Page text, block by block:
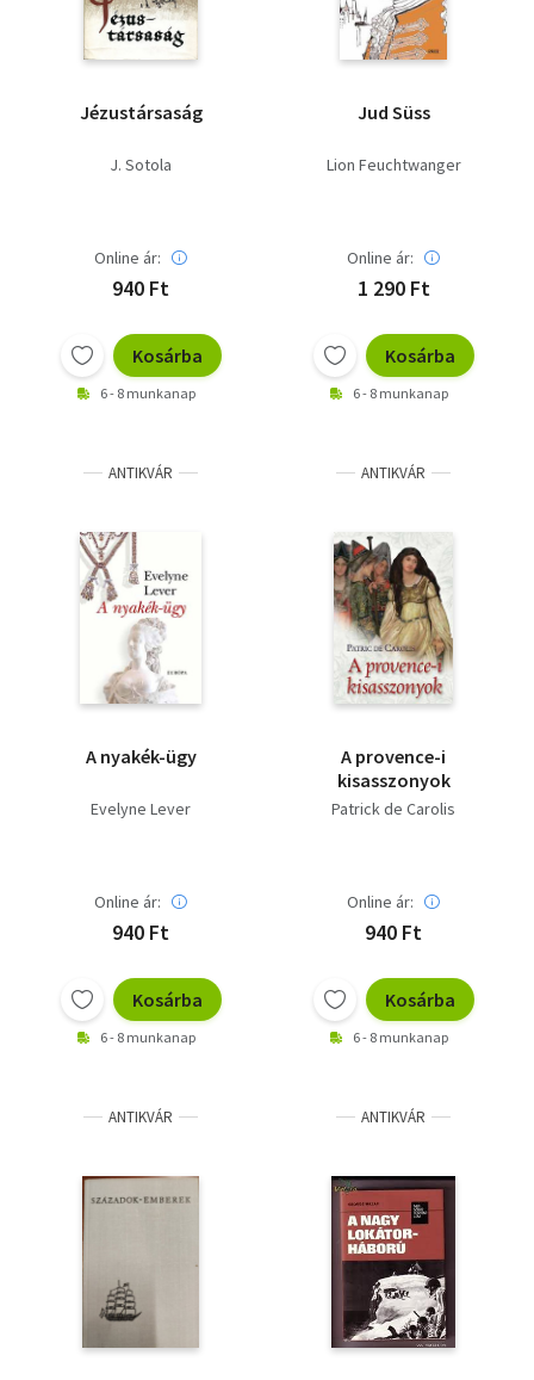
Jézustársaság
J. Sotola
Online ár:
940 Ft
Kosárba
6 - 8 munkanap
Jud Süss
Lion Feuchtwanger
Online ár:
1 290 Ft
Kosárba
6 - 8 munkanap
ANTIKVÁR
A nyakék-ügy
Evelyne Lever
Online ár:
940 Ft
Kosárba
6 - 8 munkanap
ANTIKVÁR
A provence-i
kisasszonyok
Patrick de Carolis
Online ár:
940 Ft
Kosárba
6 - 8 munkanap
ANTIKVÁR ANTIKVÁR